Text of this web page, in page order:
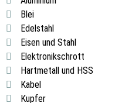
Blei
Edelstahl
Eisen und Stahl
Elektronikschrott
Hartmetall und HSS
Kabel
Kupfer